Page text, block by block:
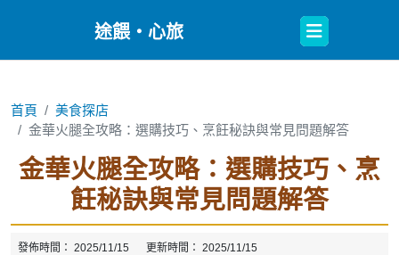
途餵・心旅
Open
Button
首頁
美食探店
金華火腿全攻略：選購技巧、烹飪秘訣與常見問題解答
金華火腿全攻略：選購技巧、烹
飪秘訣與常見問題解答
發佈時間： 2025/11/15 更新時間： 2025/11/15